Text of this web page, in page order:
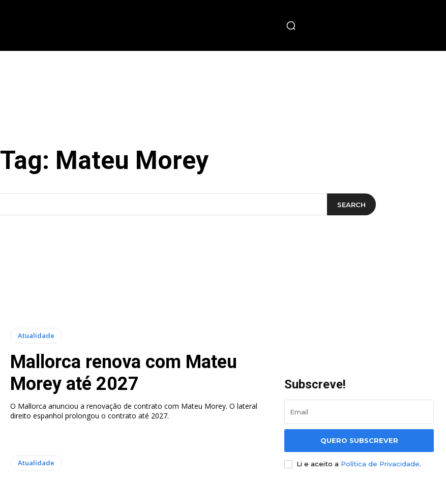
Tag: Mateu Morey
SEARCH
Atualidade
Mallorca renova com Mateu
Morey até 2027
O Mallorca anunciou a renovação de contrato com Mateu Morey. O lateral
direito espanhol prolongou o contrato até 2027.
Atualidade
Subscreve!
QUERO SUBSCREVER
Li e aceito a Política de Privacidade.